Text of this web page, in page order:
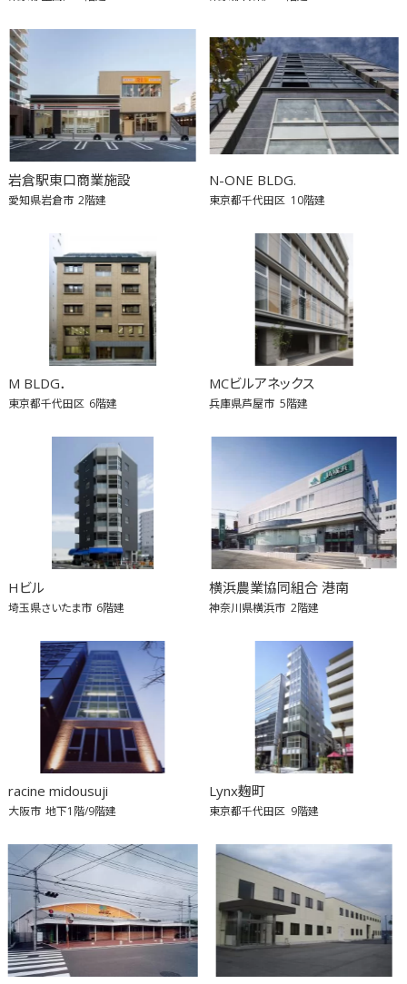
岩倉駅東口商業施設
愛知県岩倉市 2階建
N-ONE BLDG.
東京都千代田区 10階建
M BLDG．
東京都千代田区 6階建
MCビルアネックス
兵庫県芦屋市 5階建
Hビル
埼玉県さいたま市 6階建
横浜農業協同組合 港南
神奈川県横浜市 2階建
racine midousuji
大阪市 地下1階/9階建
Lynx麹町
東京都千代田区 9階建